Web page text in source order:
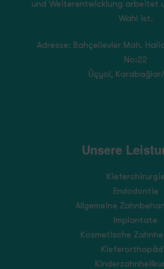
und Weiterentwicklung arbeitet
Wahl ist.
Adresse: Bahçelievler Mah.
No:22
Üçyol,
Unsere
Kieferchirurgie
Endodontie
Allgemeine
Implantate
Kosmetische